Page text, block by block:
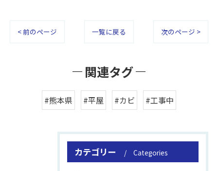
< 前のページ 一覧に戻る 次のページ >
関連タグ
#熊本県 #平屋 #カビ #工事中
カテゴリー Categories